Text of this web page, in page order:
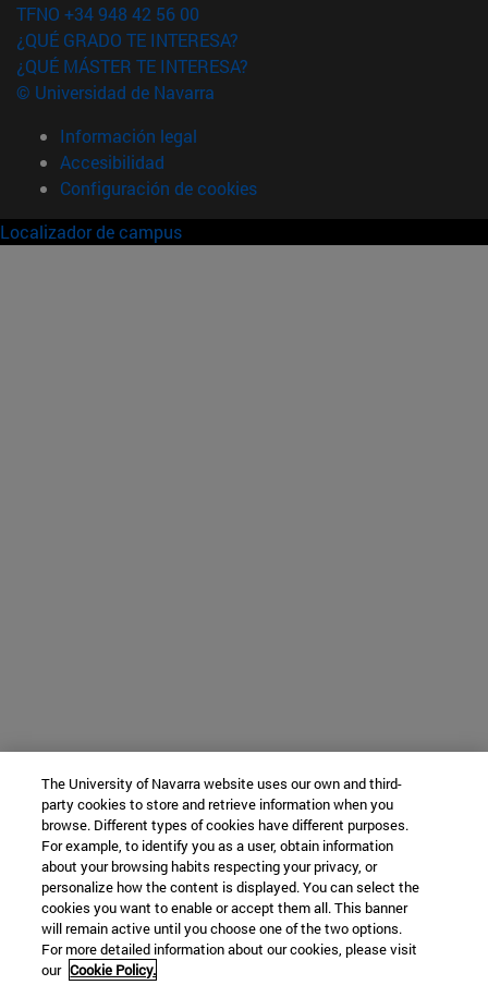
TFNO +34 948 42 56 00
¿QUÉ GRADO TE INTERESA?
¿QUÉ MÁSTER TE INTERESA?
© Universidad de Navarra
Información legal
Accesibilidad
Configuración de cookies
Localizador de campus
The University of Navarra website uses our own and third-
party cookies to store and retrieve information when you
browse. Different types of cookies have different purposes.
For example, to identify you as a user, obtain information
about your browsing habits respecting your privacy, or
personalize how the content is displayed. You can select the
cookies you want to enable or accept them all. This banner
will remain active until you choose one of the two options.
For more detailed information about our cookies, please visit
our Cookie Policy.